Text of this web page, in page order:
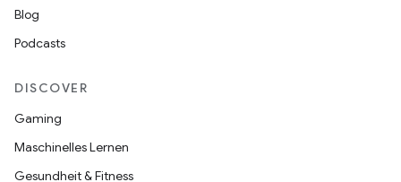
Blog
Podcasts
DISCOVER
Gaming
Maschinelles Lernen
Gesundheit & Fitness